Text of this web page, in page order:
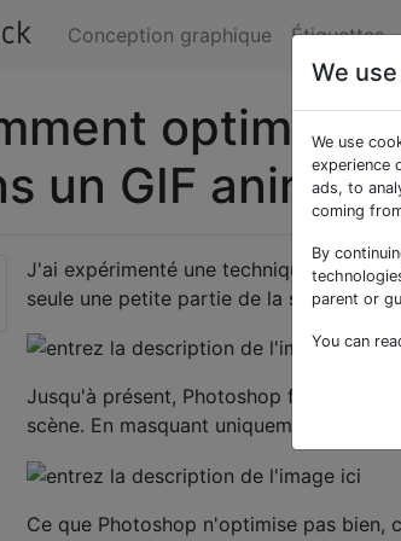
Conception graphique Étiquettes
optimiser
un GIF animé
J'ai expérimenté une technique appelée
seule une petite partie de la scène est
Jusqu'à présent, Photoshop fait un bon
scène. En masquant uniquement la
Ce que Photoshop n'optimise pas bien,
We
We use
experience
ads, to
coming
By
parent or
You can